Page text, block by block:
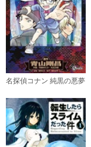
名探偵コナン 純黒の悪夢